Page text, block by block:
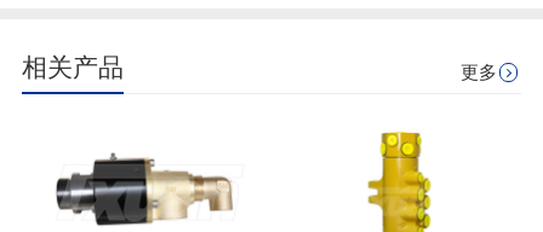
相关产品 更多